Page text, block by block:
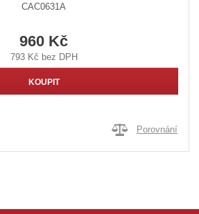
CAC0631A
960 Kč
793 Kč bez DPH
KOUPIT
Porovnání